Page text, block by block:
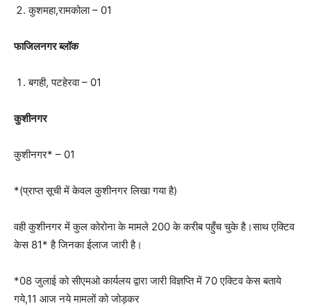
कुशमहा,रामकोला – 01
फाजिलनगर ब्लॉक
बगही, पटहेरवा – 01
कुशीनगर
कुशीनगर* – 01
*(प्राप्त सूची में केवल कुशीनगर लिखा गया है)
वही कुशीनगर में कुल कोरोना के मामले 200 के करीब पहुँच चुके है।साथ एक्टिव
केस 81* है जिनका ईलाज जारी है।
*08 जुलाई को सीएमओ कार्यलय द्वारा जारी विज्ञप्ति में 70 एक्टिव केस बताये
गये,11 आज नये मामलों को जोड़कर